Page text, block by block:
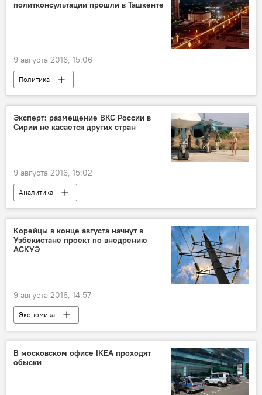
политконсультации прошли в Ташкенте
9 августа 2016, 15:06
Политика
Эксперт: размещение ВКС России в
Сирии не касается других стран
9 августа 2016, 15:02
Аналитика
Корейцы в конце августа начнут в
Узбекистане проект по внедрению
АСКУЭ
9 августа 2016, 14:57
Экономика
В московском офисе IKEA проходят
обыски